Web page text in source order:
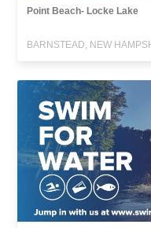
Point Beach- Locke Lake
BARNSTEAD, NEW